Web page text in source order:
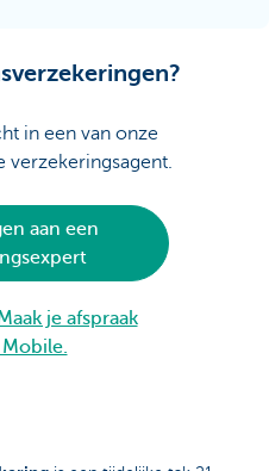
in een van onze
verzekeringsagent.
aan een
je afspraak